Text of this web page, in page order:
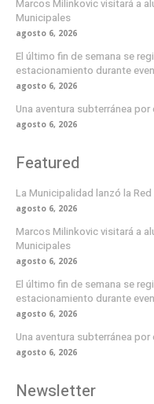
Marcos Milinkovic visitará a
Municipales
agosto 6, 2026
El último fin de semana se
estacionamiento durante
agosto 6, 2026
Una aventura subterránea
agosto 6, 2026
Featured
La Municipalidad lanzó la
agosto 6, 2026
Marcos Milinkovic visitará a
Municipales
agosto 6, 2026
El último fin de semana se
estacionamiento durante
agosto 6, 2026
Una aventura subterránea
agosto 6, 2026
Newsletter